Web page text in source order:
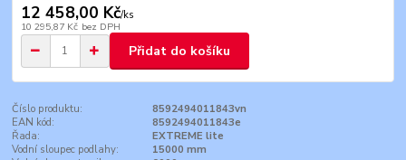
12 458,00 Kč/ks
10 295,87 Kč bez DPH
Přidat do košíku
Číslo produktu:
8592494011843vn
EAN kód:
8592494011843e
Řada:
EXTREME lite
Vodní sloupec podlahy:
15000 mm